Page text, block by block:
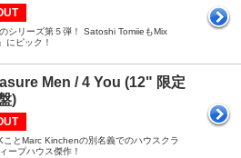
シリーズ第５弾！ Satoshi TomiieもMix
にピック！
Men / 4 You (12" 限定
)
ことMarc Kinchenの別名義でのハウスクラ
ープハウス傑作！